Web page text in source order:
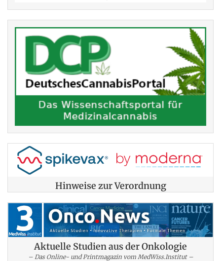
Hinweise zur Verordnung
Aktuelle Studien aus der Onkologie
– Das Online- und Printmagazin vom MedWiss.Institut –